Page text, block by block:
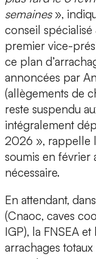
semaines »,
conseil
premier vice-
ce plan
annoncées par
(allègements de
reste suspendu
intégralement
2026 », rappelle
soumis en février
nécessaire.
En attendant,
(Cnaoc, caves
IGP), la FNSEA
arrachages